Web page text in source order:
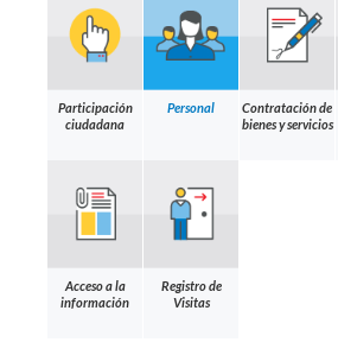
Participación
ciudadana
Personal
Contratación de
bienes y servicios
Acceso a la
información
Registro de
Visitas